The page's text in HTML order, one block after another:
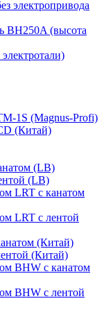
электропривода
BH250A (высота
1S (Magnus-Profi)
(Китай)
(LB)
(LB)
LRT с канатом
LRT с лентой
(Китай)
(Китай)
BHW с канатом
BHW с лентой